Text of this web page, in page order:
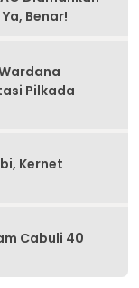
Benar!
Pilkada
Kernet
Cabuli 40